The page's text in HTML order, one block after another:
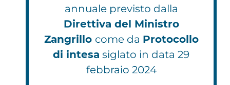
annuale previsto dalla
Direttiva del Ministro
Zangrillo come da Protocollo
di intesa siglato in data 29
febbraio 2024